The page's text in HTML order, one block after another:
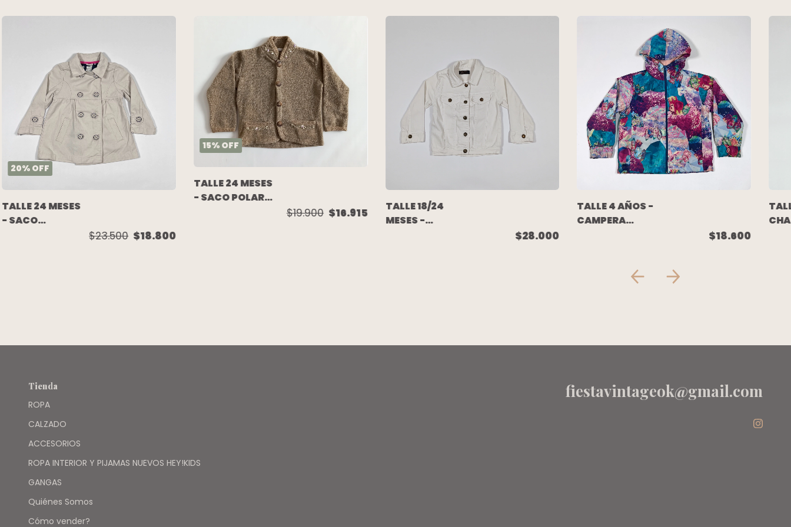
20% OFF
TALLE 24 MESES
- SACO
$23.500 $18.800
15% OFF
TALLE 24 MESES
- SACO POLAR
$19.900 $16.915
TALLE 18/24
MESES -
$28.000
TALLE 4 AÑOS -
CAMPERA
FORRADA EN
$18.600
Tienda
ROPA
CALZADO
ACCESORIOS
ROPA INTERIOR Y PIJAMAS NUEVOS HEY!KIDS
GANGAS
Quiénes Somos
Cómo vender?
fiestavintageok@gmail.com